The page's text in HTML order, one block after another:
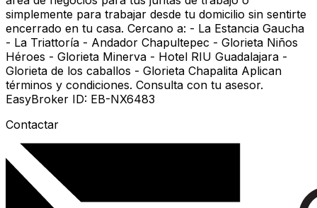
simplemente para trabajar desde tu domicilio sin sentirte
encerrado en tu casa. Cercano a: - La Estancia Gaucha
- La Triattoría - Andador Chapultepec - Glorieta Niños
Héroes - Glorieta Minerva - Hotel RIU Guadalajara -
Glorieta de los caballos - Glorieta Chapalita Aplican
términos y condiciones. Consulta con tu asesor.
EasyBroker ID: EB-NX6483
Contactar